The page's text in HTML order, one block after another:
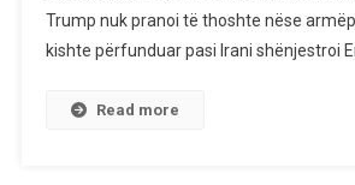
Trump nuk pranoi të thoshte nëse
kishte përfunduar pasi Irani shënjestroi
Read more